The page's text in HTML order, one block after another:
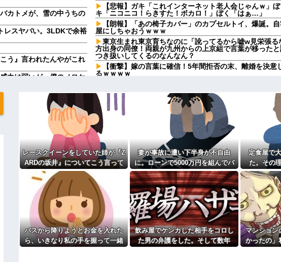
カトメが、雪の中うちの
レスヤバい。3LDKで余裕
う』言われたんやがこれ
力は弱いが、僕のノロケ
コレ言うほどおかしい
らです←お前らから見てど
て嬉しいです！」私「え
然知ってしまった。しか
の男性「…」→歩道橋の上
男なんだから一発殴っ
卵だったことが発覚。嫁
ヤバすぎるｗｗｗｗｗｗ
ママ『そこに金庫があっ
け！二度と来るな！」結
【悲報】ガキ「これインターネット老人会じゃんｗ」
キ「ニコニコ！らきすた！ボカロ！」ぼく「はぁ…」
【朗報】「あの椅子カバー」のカプセルトイ、爆誕。
屋にしちゃおうｗｗｗ
東京生まれ東京育ちなのに「訛ってるから嘘w見栄張
方出身の同僚！両親が九州からの上京組で言葉が移った
つき扱いしてくるのなんなん？
【衝撃】嫁の言葉に確信！5年間拒否の末、離婚を決意
るｗｗｗｗ
きゃいけないのかが理解できない。
「会社は継ぎたくない」と言って大学中退後に就活する
すら受からない元彼
【驚愕】嫁の托卵で不倫発覚→間男の謝罪に千載一遇
予約していた美容室が臨時休業。連絡くれてもいいのに
彼の実家に泊まらせてもらってるんだけど、兄弟、親
か私をほっといて誰かと電話しながらゲームしてるらし
戻ってこない…
【トラウマ】映画・特撮・アニメ・漫画・ゲームで「
た回」と聞いて真っ先に思い浮かぶのは？
「私さんはプロだから」障害のある甥を私に預けよう
愛し勝手に預かってしまう夫。義兄に叱ってもらっても
てるのが面白くないのかな」だって
ウトのセクハラを夫に泣いて訴えても「いいじゃない
てたらご褒美あげるから」と迫られた。夫が気持ち悪く
るさい」とグーで殴られた
アタシ何歳に見える？って誘い受け風の事言うゴミっ
～
レースクイーンをしていた姉が『Z
ARDの坂井』についてこう言って
いた
妻が事故に遭い下半身が不自由
に。ローンで5000万円を組んでバ
リアフリーの家を建てた。だが俺
には作戦があった
定食屋で
た。その
バスから降りようとお金を入れた
ら、いきなり私の手を握って一緒
飲み屋でケンカした相手をコロし
た男の弁護をした。そして数年
マンション
かったの」